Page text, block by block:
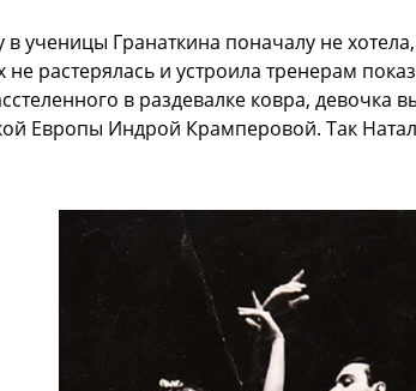
ученицы Гранаткина поначалу не
не растерялась и устроила тренерам
в раздевалке ковра, девочка
Европы Индрой Крамперовой. Так